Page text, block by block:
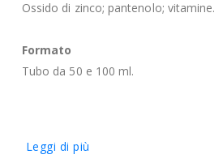
Ossido di zinco; pantenolo; vitamine.
Formato
Tubo da 50 e 100 ml.
Leggi di più